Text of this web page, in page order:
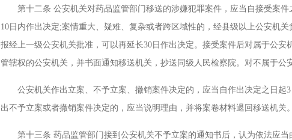
第十二条 公安机关对药品监管部门移送的涉嫌犯罪案件，应当自接受案件
10日内作出决定;案情重大、疑难、复杂或者跨区域性的，经县级以上公安机
报经上一级公安机关批准，可以再延长30日作出决定。接受案件后对属于公
管辖权的公安机关，并书面通知移送机关，抄送同级人民检察院。对不属于公
公安机关作出立案、不予立案、撤销案件决定的，应当自作出决定之日起
出不予立案或者撤销案件决定的，应当说明理由，并将案卷材料退回移送机关。
第十三条 药品监管部门接到公安机关不予立案的通知书后，认为依法应当